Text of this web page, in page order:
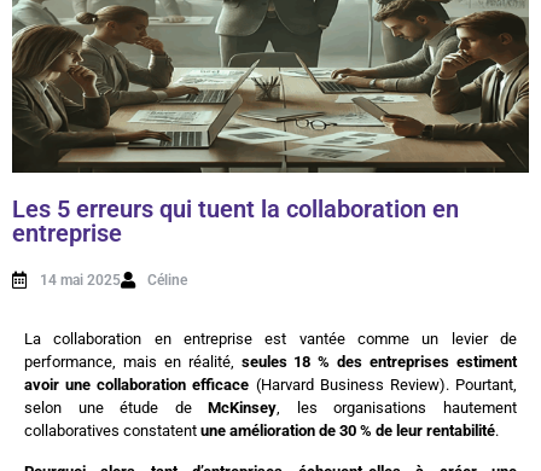
Les 5 erreurs qui tuent la collaboration en
entreprise
14 mai 2025 Céline
La collaboration en entreprise est vantée comme un levier de
performance, mais en réalité, seules 18 % des entreprises estiment
avoir une collaboration efficace (Harvard Business Review). Pourtant,
selon une étude deMcKinsey, les organisations hautement
collaboratives constatent une amélioration de 30 % de leur rentabilité.